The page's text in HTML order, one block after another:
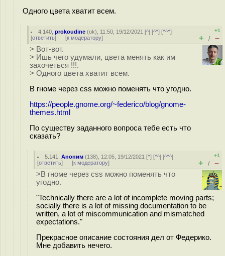
Одного цвета хватит всем.
4.140 ,prokoudine (ok), 11:50, 19/12/2021 [^] [^^] [^^^]
[ответить] [к модератору]
+1
+ / –
> Вот-вот.
> Ишь чего удумали, цвета менять как им
захочеться !!!.
> Одного цвета хватит всем.
В гноме через css можно поменять что угодно.
https://people.gnome.org/~federico/blog/gnome-
themes.html
По существу заданного вопроса тебе есть что
сказать?
5.141 ,Аноним (138), 12:05, 19/12/2021 [^] [^^] [^^^]
[ответить] [к модератору]
+1
+ / –
>В гноме через css можно поменять что
угодно.
"Technically there are a lot of incomplete moving parts;
socially there is a lot of missing documentation to be
written, a lot of miscommunication and mismatched
expectations."
Прекрасное описание состояния дел от Федерико.
Мне добавить нечего.